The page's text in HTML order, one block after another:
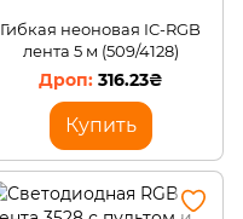
Гибкая неоновая IC-RGB
лента 5 м (509/4128)
316.23₴
Купить